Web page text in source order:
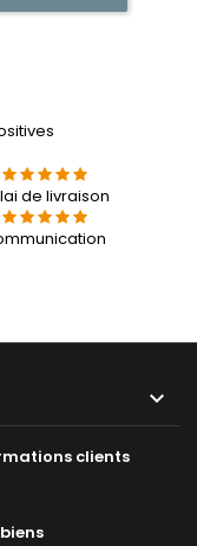
de livraison

clients